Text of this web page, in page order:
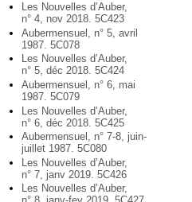
Les Nouvelles d’Auber,
n° 4, nov 2018. 5C423
Aubermensuel, n° 5, avril
1987. 5C078
Les Nouvelles d’Auber,
n° 5, déc 2018. 5C424
Aubermensuel, n° 6, mai
1987. 5C079
Les Nouvelles d’Auber,
n° 6, déc 2018. 5C425
Aubermensuel, n° 7-8, juin-
juillet 1987. 5C080
Les Nouvelles d’Auber,
n° 7, janv 2019. 5C426
Les Nouvelles d’Auber,